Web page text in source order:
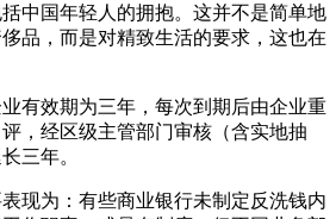
中国年轻人的拥抱。这并不是简单地
品，而是对精致生活的要求，这也在
有效期为三年，每次到期后由企业重
，经区级主管部门审核（含实地抽
三年。
现为：有些商业银行未制定反洗钱内